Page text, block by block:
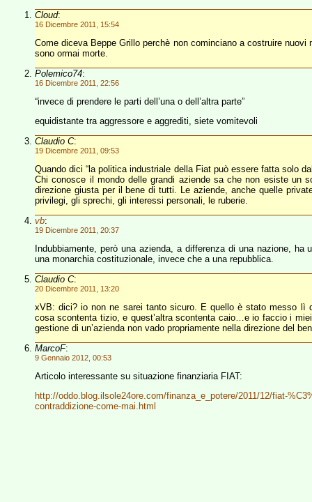
Cloud:
16 Dicembre 2011, 15:54
Come diceva Beppe Grillo perchè non cominciano a costruire
sono ormai morte.
Polemico74:
16 Dicembre 2011, 22:56
“invece di prendere le parti dell’una o dell’altra parte”
equidistante tra aggressore e aggrediti, siete vomitevoli
Claudio C:
19 Dicembre 2011, 09:53
Quando dici “la politica industriale della Fiat può essere fatta solo
Chi conosce il mondo delle grandi aziende sa che non esiste un
direzione giusta per il bene di tutti. Le aziende, anche quelle
privilegi, gli sprechi, gli interessi personali, le ruberie.
vb:
19 Dicembre 2011, 20:37
Indubbiamente, però una azienda, a differenza di una nazione,
una monarchia costituzionale, invece che a una repubblica.
Claudio C:
20 Dicembre 2011, 13:20
xVB: dici? io non ne sarei tanto sicuro. E quello è stato messo lì
cosa scontenta tizio, e quest’altra scontenta caio…e io faccio i
gestione di un’azienda non vado propriamente nella direzione del
MarcoF:
9 Gennaio 2012, 00:53
Articolo interessante su situazione finanziaria FIAT:
http://oddo.blog.ilsole24ore.com/finanza_e_potere/2011/12/fiat-
contraddizione-come-mai.html